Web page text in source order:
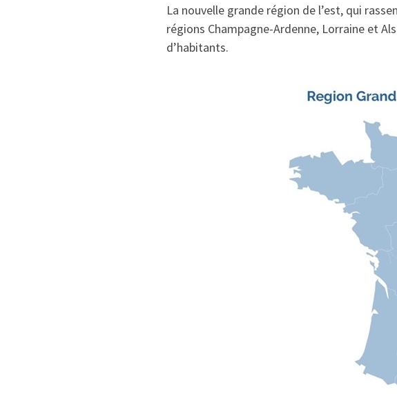
La nouvelle grande région de l’est, qui
régions Champagne-Ardenne, Lorraine et
d’habitants.